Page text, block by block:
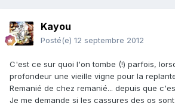
Kayou
Posté(e) 12 septembre 2012
C'est ce sur quoi l'on tombe (!) parfois,
profondeur une vieille vigne pour la
Remanié de chez remanié... depuis que
Je me demande si les cassures des os